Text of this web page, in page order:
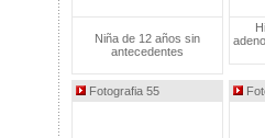
Niña de 12 años sin
antecedentes
Fotografia 55